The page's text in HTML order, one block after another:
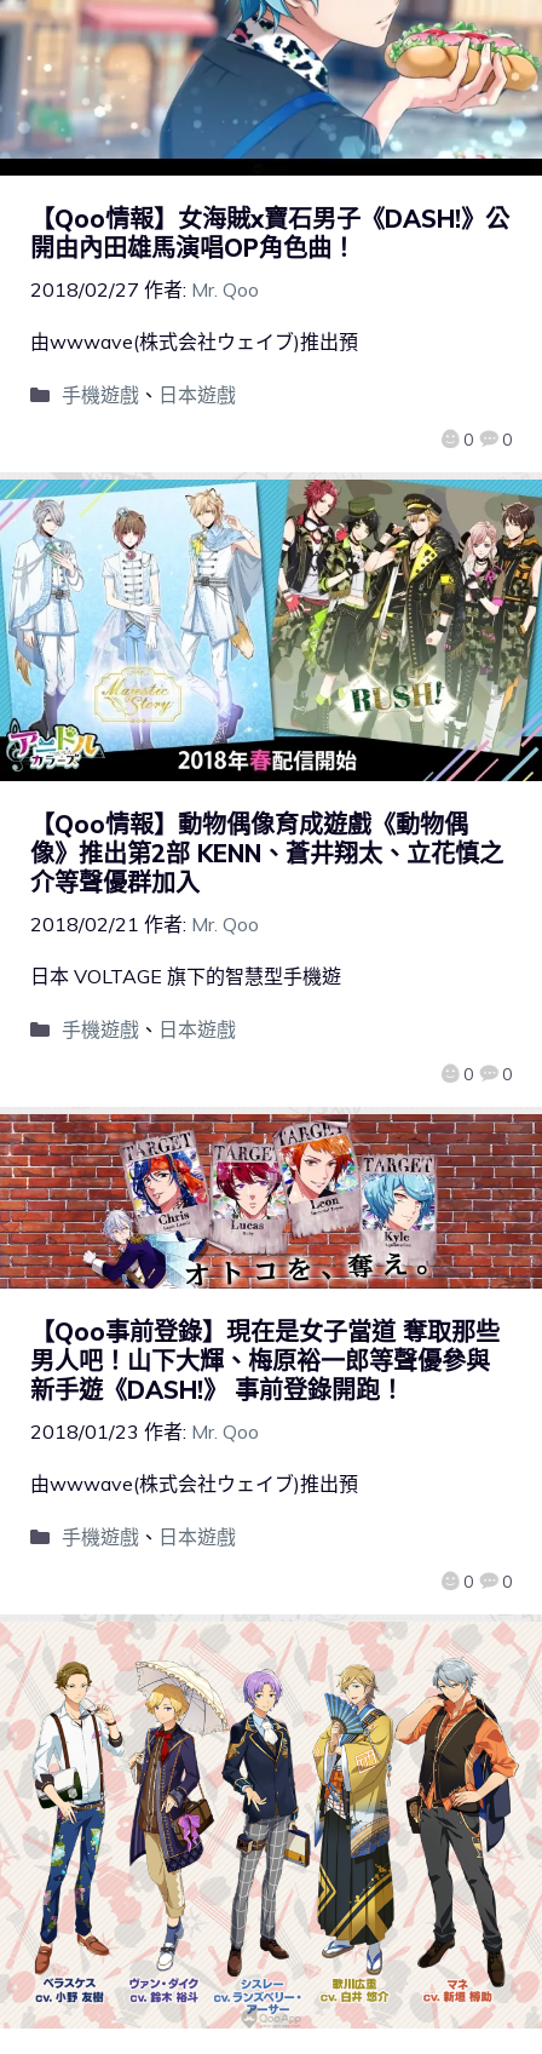
【Qoo情報】女海賊x寶石男子《DASH!》公
開由內田雄馬演唱OP角色曲！
2018/02/27 作者: Mr. Qoo
0 0
由wwwave(株式会社ウェイブ)推出預
手機遊戲、 日本遊戲
【Qoo情報】動物偶像育成遊戲《動物偶
像》推出第2部 KENN、蒼井翔太、立花慎之
介等聲優群加入
2018/02/21 作者: Mr. Qoo
0 0
日本 VOLTAGE 旗下的智慧型手機遊
手機遊戲、 日本遊戲
【Qoo事前登錄】現在是女子當道 奪取那些
男人吧！山下大輝、梅原裕一郎等聲優參與
新手遊《DASH!》 事前登錄開跑！
2018/01/23 作者: Mr. Qoo
0 0
由wwwave(株式会社ウェイブ)推出預
手機遊戲、 日本遊戲